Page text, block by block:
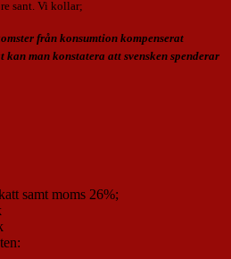
sant. Vi kollar;
från konsumtion kompenserat
man konstatera att svensken spenderar
samt moms 26%;